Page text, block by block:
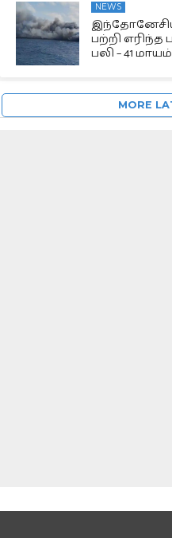
NEWS
பற்றி எரிந்த
பலி – 41 மாயம்
MORE